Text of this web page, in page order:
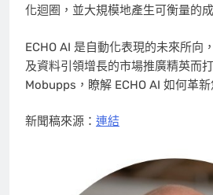
化迴圈，並大規模地產生可衡量的成
ECHO AI 是自動化表現的未來所向
及資料引領增長的市場推廣精英而打
Mobupps，瞭解 ECHO AI 如何革
新聞稿來源： 連結